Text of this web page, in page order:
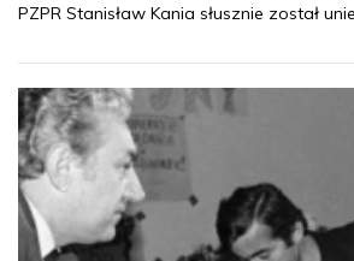
PZPR Stanisław Kania słusznie został